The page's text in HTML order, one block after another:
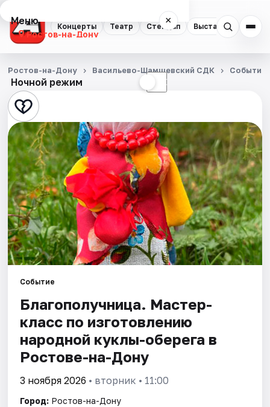
Концерты Театр Стендап Выставки
Меню ×
Ростов-на-Дону
Концерты
Театр
Стендап
Выставки
Квесты
Экскурсии
Спорт
События
Города
Площадки
Артисты
Рейтинги
Ночной режим ☾
Ростов-на-Дону Васильево-Шамшевский СДК События
Событие
Благополучница. Мастер-
класс по изготовлению
народной куклы-оберега в
Ростове-на-Дону
3 ноября 2026 • вторник • 11:00
Город: Ростов-на-Дону